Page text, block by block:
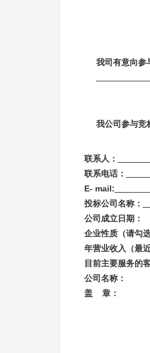
我司有意向参
我公司参与竞
联系人：
联系电话：
E- mail:
投标公司名称：
公司成立日
企业性质（请勾选
年营业收入（最近
目前主要服务的
公司名称：
盖 章：